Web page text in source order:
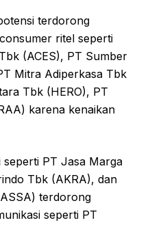
terdorong
ritel seperti
(ACES), PT Sumber
Mitra Adiperkasa Tbk
Tbk (HERO), PT
karena kenaikan
PT Jasa Marga
Tbk (AKRA), dan
terdorong
seperti PT